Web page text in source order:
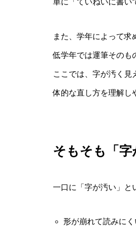
単に「ていねいに書い
また、学年によって求
低学年では運筆そのも
ここでは、字が汚く見
体的な直し方を理解し
そもそも「
一口に「字が汚い」と
形が崩れて読みにく